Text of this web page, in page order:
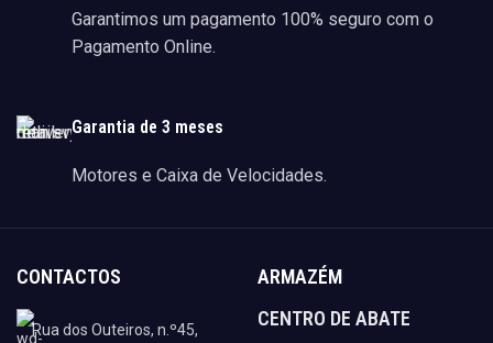
Garantimos um pagamento 100% seguro com o
Pagamento Online.
Garantia de 3 meses
Motores e Caixa de Velocidades.
CONTACTOS
Rua dos Outeiros, n.º45,
ARMAZÉM
CENTRO DE ABATE